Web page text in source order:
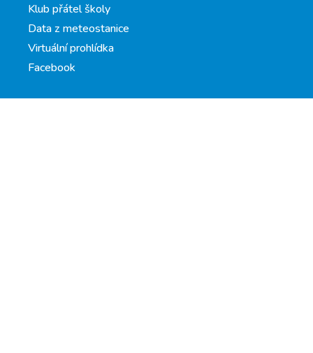
Klub přátel školy
Data z meteostanice
Virtuální prohlídka
Facebook